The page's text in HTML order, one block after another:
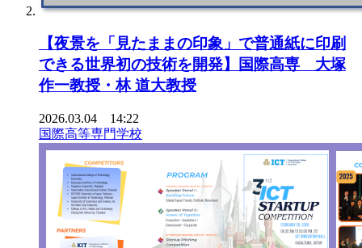
【夜景を「見たままの印象」で普通紙に印刷
できる世界初の技術を開発】国際高専 大塚
作一教授・林 道大教授
2026.03.04 14:22
国際高等専門学校